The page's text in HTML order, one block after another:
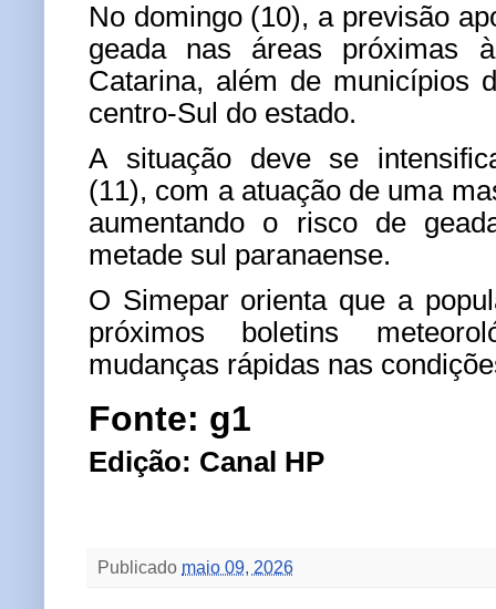
No domingo (10), a previsão
geada nas áreas próximas
Catarina, além de municípios
centro-Sul do estado.
A situação deve se
(11), com a atuação de uma
aumentando o risco de
metade sul paranaense.
O Simepar orienta que a
próximos boletins
mudanças rápidas nas
Fonte: g1
Edição: Canal HP
Publicado maio 09, 2026